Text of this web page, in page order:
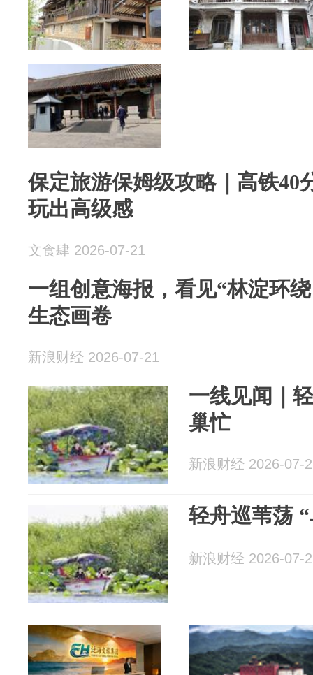
保定旅游保姆级攻略｜高铁40
玩出高级感
文食肆 2026-07-21
一组创意海报，看见“林淀环
生态画卷
新浪财经 2026-07-21
一线见闻｜
巢忙
新浪财经 2026-07-
轻舟巡苇荡
新浪财经 2026-07-